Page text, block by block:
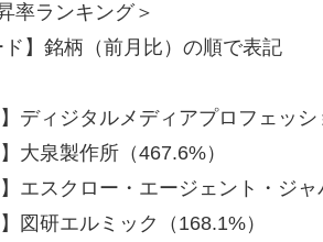
率ランキング＞
】銘柄（前月比）の順で表記
ディジタルメディアプロフェッシ
大泉製作所（467.6%）
エスクロー・エージェント・ジャ
図研エルミック（168.1%）